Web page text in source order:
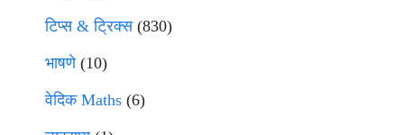
टिप्स & ट्रिक्स(830)
भाषणे(10)
वेदिक Maths (6)